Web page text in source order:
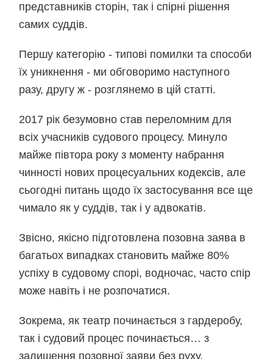
представників сторін, так і спірні рішення
самих суддів.
Першу категорію - типові помилки та способи
їх уникнення - ми обговоримо наступного
разу, другу ж - розглянемо в цій статті.
2017 рік безумовно став переломним для
всіх учасників судового процесу. Минуло
майже півтора року з моменту набрання
чинності нових процесуальних кодексів, але
сьогодні питань щодо їх застосування все ще
чимало як у суддів, так і у адвокатів.
Звісно, якісно підготовлена позовна заява в
багатьох випадках становить майже 80%
успіху в судовому спорі, водночас, часто спір
може навіть і не розпочатися.
Зокрема, як театр починається з гардеробу,
так і судовий процес починається… з
залишення позовної заяви без руху.